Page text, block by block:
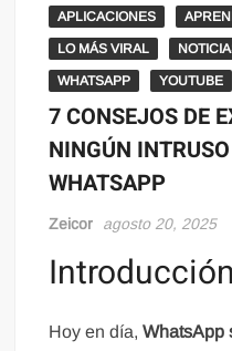
APLICACIONES
LO MÁS VIRAL
WHATSAPP YOUTUBE
7 CONSEJOS DE
NINGÚN
WHATSAPP
Zeicor agosto 20, 2025
Introducción
Hoy en día,WhatsApp